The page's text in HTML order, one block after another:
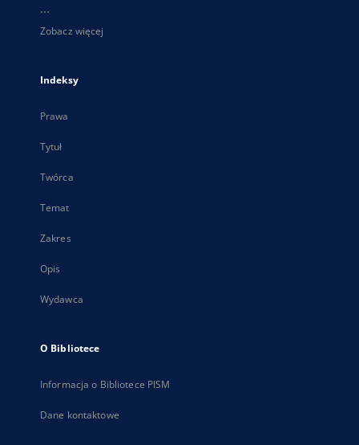
...
Zobacz więcej
Indeksy
Prawa
Tytuł
Twórca
Temat
Zakres
Opis
Wydawca
O Bibliotece
Informacja o Bibliotece PISM
Dane kontaktowe